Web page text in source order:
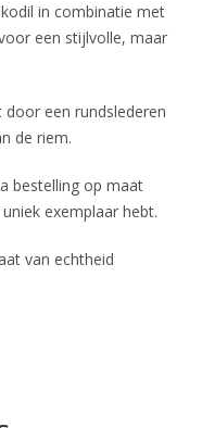
in combinatie met
een stijlvolle, maar
een rundslederen
de riem.
bestelling op maat
exemplaar hebt.
van echtheid